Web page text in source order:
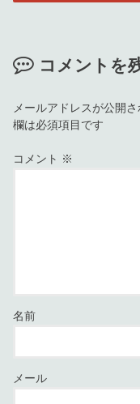
コメントを
メールアドレスが公開
欄は必須項目です
コメント ※
名前
メール